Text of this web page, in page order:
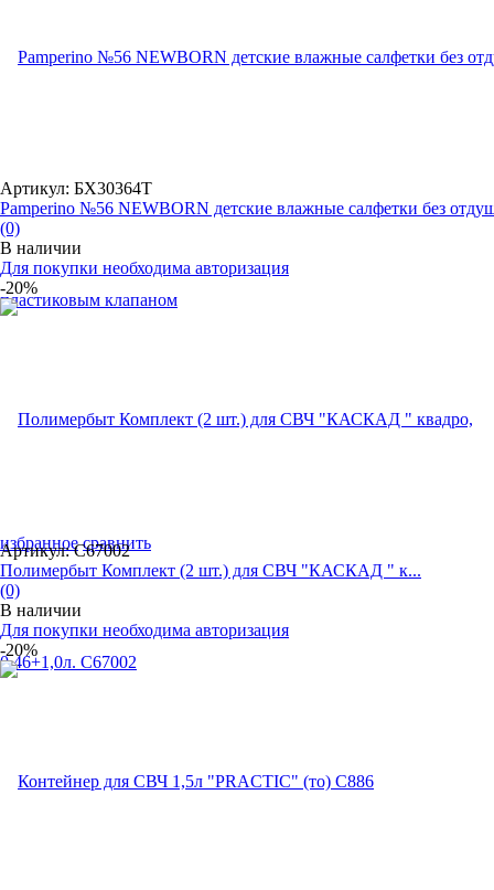
избранное сравнить
Артикул: БХ30364Т
Pamperino №56 NEWBORN детские влажные салфетки без
(0)
В наличии
Для покупки необходима авторизация
-20%
Артикул: С67002
Полимербыт Комплект (2 шт.) для СВЧ "КАСКАД " к...
(0)
В наличии
Для покупки необходима авторизация
-20%